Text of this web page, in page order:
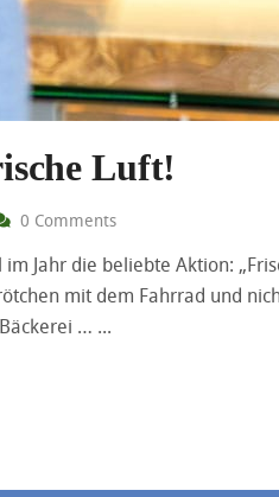
Luft!
0 Comments
Jahr die beliebte Aktion:
mit dem Fahrrad und
…